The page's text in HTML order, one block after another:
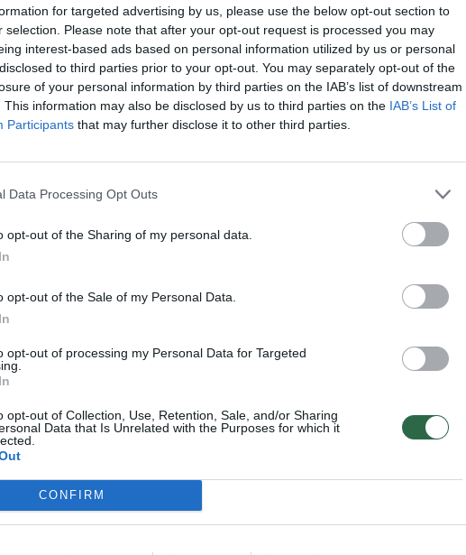
for targeted advertising by us, please use the below opt-out section to
selection. Please note that after your opt-out request is processed you may
interest-based ads based on personal information utilized by us or personal
to third parties prior to your opt-out. You may separately opt-out of the
of your personal information by third parties on the IAB’s list of downstream
This information may also be disclosed by us to third parties on the IAB’s List of
Participants that may further disclose it to other third parties.
Data Processing Opt Outs
opt-out of the Sharing of my personal data.
opt-out of the Sale of my Personal Data.
opt-out of processing my Personal Data for Targeted
opt-out of Collection, Use, Retention, Sale, and/or Sharing
Data that Is Unrelated with the Purposes for which it
CONFIRM
saugus eismas Kelių eismo taisyklės (KET)
Visi įrašai
–
Liūdna vyresnio amžiaus dirbančiųjų
užgaulūs įvardžiai
Nyderlanduose apgynė čempionų vardą
Ruošiantis naujiems mokslo metams –
įsitvirtinti
neteisus
Laidos |